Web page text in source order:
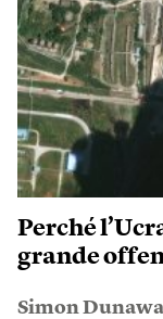
Perché
grande
Simon